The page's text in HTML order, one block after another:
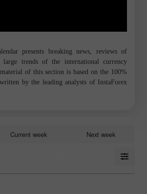
presents breaking news, reviews of
large trends of the international currency
of this section is based on the 100%
by the leading analysts of InstaForex
Current week Next week